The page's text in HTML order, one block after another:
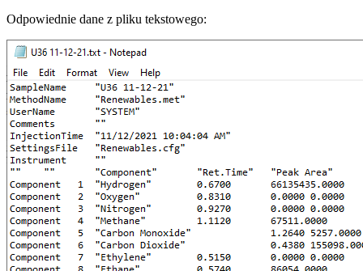
Odpowiednie dane z pliku tekstowego: